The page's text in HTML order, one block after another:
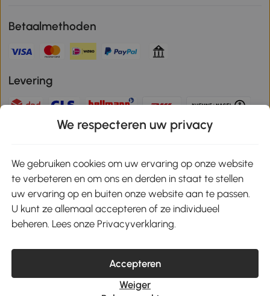
Betaalmethoden
Levering
Veilige betaling
Download de app en ontvang 10% korting!
Google Play
klantenservice@aosom.nl
MH Handel GmbH, Wendenstrasse 309, 20537 Hamburg
We respecteren uw privacy
We gebruiken cookies om uw ervaring op onze website
te verbeteren en om ons en derden in staat te stellen
uw ervaring op en buiten onze website aan te passen.
U kunt ze allemaal accepteren of ze individueel
beheren. Lees onze Privacyverklaring.
Accepteren
Weiger